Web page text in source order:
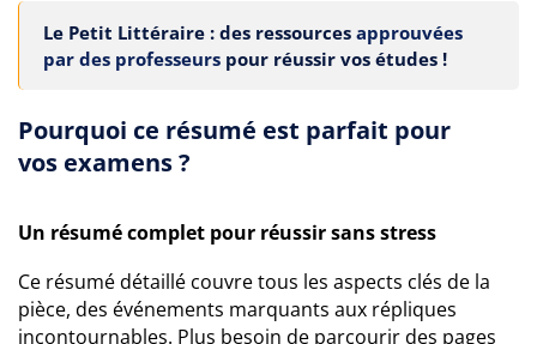
Le Petit Littéraire : des ressources approuvées
par des professeurs pour réussir vos études !
Pourquoi ce résumé est parfait pour
vos examens ?
Un résumé complet pour réussir sans stress
Ce résumé détaillé couvre tous les aspects clés de la
pièce, des événements marquants aux répliques
incontournables. Plus besoin de parcourir des pages